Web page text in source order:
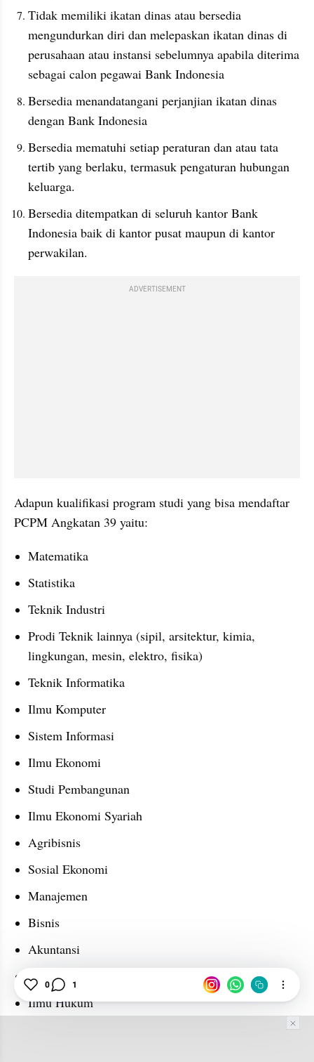
Tidak memiliki ikatan dinas atau bersedia
mengundurkan diri dan melepaskan ikatan dinas di
perusahaan atau instansi sebelumnya apabila diterima
sebagai calon pegawai Bank Indonesia
Bersedia menandatangani perjanjian ikatan dinas
dengan Bank Indonesia
Bersedia mematuhi setiap peraturan dan atau tata
tertib yang berlaku, termasuk pengaturan hubungan
keluarga.
Bersedia ditempatkan di seluruh kantor Bank
Indonesia baik di kantor pusat maupun di kantor
perwakilan.
ADVERTISEMENT
Adapun kualifikasi program studi yang bisa mendaftar
PCPM Angkatan 39 yaitu:
Matematika
Statistika
Teknik Industri
Prodi Teknik lainnya (sipil, arsitektur, kimia,
lingkungan, mesin, elektro, fisika)
Teknik Informatika
Ilmu Komputer
Sistem Informasi
Ilmu Ekonomi
Studi Pembangunan
Ilmu Ekonomi Syariah
Agribisnis
Sosial Ekonomi
Manajemen
Bisnis
Akuntansi
Keuangan
Ilmu Hukum
0 1